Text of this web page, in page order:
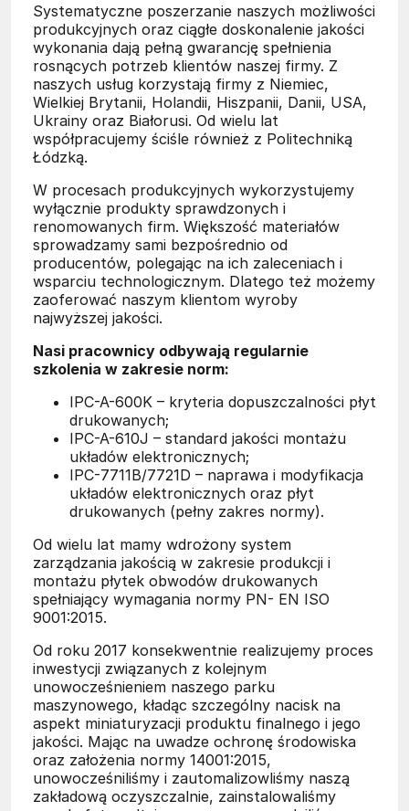
Systematyczne poszerzanie naszych możliwości
produkcyjnych oraz ciągłe doskonalenie jakości
wykonania dają pełną gwarancję spełnienia
rosnących potrzeb klientów naszej firmy. Z
naszych usług korzystają firmy z Niemiec,
Wielkiej Brytanii, Holandii, Hiszpanii, Danii, USA,
Ukrainy oraz Białorusi. Od wielu lat
współpracujemy ściśle również z Politechniką
Łódzką.
W procesach produkcyjnych wykorzystujemy
wyłącznie produkty sprawdzonych i
renomowanych firm. Większość materiałów
sprowadzamy sami bezpośrednio od
producentów, polegając na ich zaleceniach i
wsparciu technologicznym. Dlatego też możemy
zaoferować naszym klientom wyroby
najwyższej jakości.
Nasi pracownicy odbywają regularnie
szkolenia w zakresie norm:
IPC-A-600K – kryteria dopuszczalności płyt
drukowanych;
IPC-A-610J – standard jakości montażu
układów elektronicznych;
IPC-7711B/7721D – naprawa i modyfikacja
układów elektronicznych oraz płyt
drukowanych (pełny zakres normy).
Od wielu lat mamy wdrożony system
zarządzania jakością w zakresie produkcji i
montażu płytek obwodów drukowanych
spełniający wymagania normy PN- EN ISO
9001:2015.
Od roku 2017 konsekwentnie realizujemy proces
inwestycji związanych z kolejnym
unowocześnieniem naszego parku
maszynowego, kładąc szczególny nacisk na
aspekt miniaturyzacji produktu finalnego i jego
jakości. Mając na uwadze ochronę środowiska
oraz założenia normy 14001:2015,
unowocześniliśmy i zautomalizowliśmy naszą
zakładową oczyszczalnie, zainstalowaliśmy